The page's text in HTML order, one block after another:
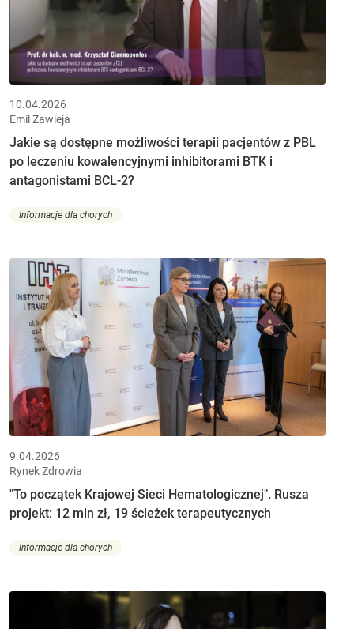
10.04.2026
Emil Zawieja
Jakie są dostępne możliwości terapii pacjentów z PBL
po leczeniu kowalencyjnymi inhibitorami BTK i
antagonistami BCL-2?
Informacje dla chorych
9.04.2026
Rynek Zdrowia
"To początek Krajowej Sieci Hematologicznej". Rusza
projekt: 12 mln zł, 19 ścieżek terapeutycznych
Informacje dla chorych